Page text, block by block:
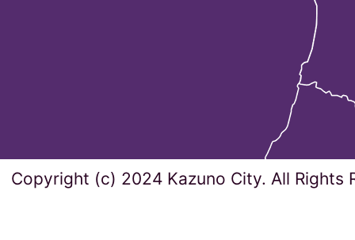
Copyright (c) 2024 Kazuno City. All Rights